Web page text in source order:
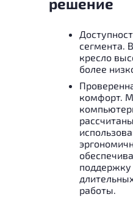
сегмента.
кресло
более
комфорт.
работы.